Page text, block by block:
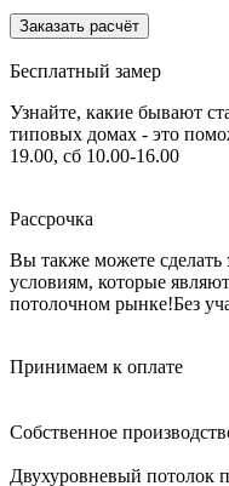
Заказать расчёт
Бесплатный замер
Узнайте, какие бывают
типовых домах - это
19.00, сб 10.00-16.00
Рассрочка
Вы также можете сделать
условиям, которые
потолочном рынке!Без
Принимаем к оплате
Собственное
Двухуровневый потолок